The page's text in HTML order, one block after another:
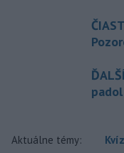
Aktuálne témy: